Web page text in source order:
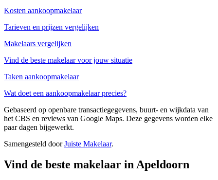
Kosten aankoopmakelaar
Tarieven en prijzen vergelijken
Makelaars vergelijken
Vind de beste makelaar voor jouw situatie
Taken aankoopmakelaar
Wat doet een aankoopmakelaar precies?
Gebaseerd op openbare transactiegegevens, buurt- en wijkdata van
het CBS en reviews van Google Maps. Deze gegevens worden elke
paar dagen bijgewerkt.
Samengesteld doorJuiste Makelaar.
Vind de beste makelaar in Apeldoorn